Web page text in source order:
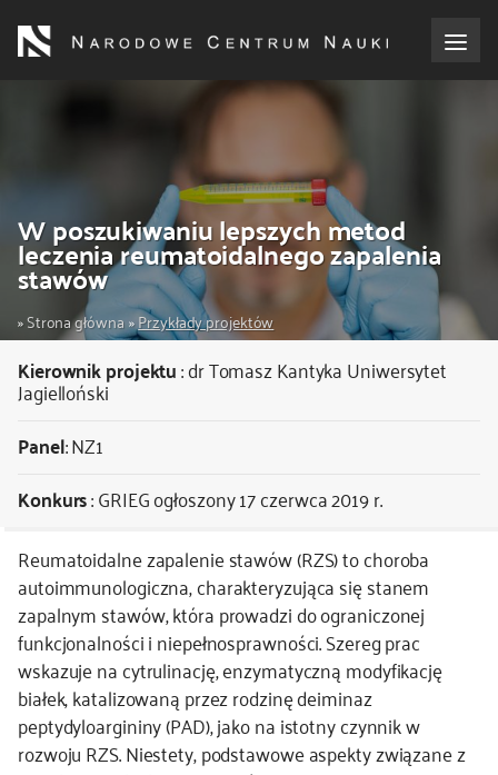
treści
dla wnioskodawców
dla realizujących projekty
dla ekspertów
efekty NCN
W poszukiwaniu lepszych metod
leczenia reumatoidalnego zapalenia
stawów
Ścieżka
nawigacyjna
Strona główna Przykłady projektów
Kierownik projektu:dr Tomasz KantykaUniwersytet
Jagielloński
Panel: NZ1
Konkurs: GRIEGogłoszony 17 czerwca 2019 r.
Reumatoidalne zapalenie stawów (RZS) to choroba
autoimmunologiczna, charakteryzująca się stanem
zapalnym stawów, która prowadzi do ograniczonej
funkcjonalności i niepełnosprawności. Szereg prac
wskazuje na cytrulinację, enzymatyczną modyfikację
białek, katalizowaną przez rodzinę deiminaz
peptydyloargininy (PAD), jako na istotny czynnik w
rozwoju RZS. Niestety, podstawowe aspekty związane z